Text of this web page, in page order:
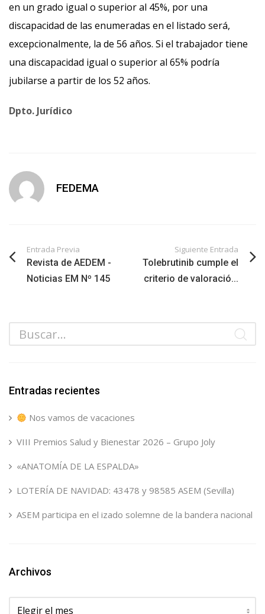
en un grado igual o superior al 45%, por una
discapacidad de las enumeradas en el listado será,
excepcionalmente, la de 56 años. Si el trabajador tiene
una discapacidad igual o superior al 65% podría
jubilarse a partir de los 52 años.
Dpto. Jurídico
FEDEMA
Entrada Previa
Revista de AEDEM -
Noticias EM Nº 145
Siguiente Entrada
Tolebrutinib cumple el
criterio de valoració...
Entradas recientes
Nos vamos de vacaciones
VIII Premios Salud y Bienestar 2026 – Grupo Joly
«ANATOMÍA DE LA ESPALDA»
LOTERÍA DE NAVIDAD: 43478 y 98585 ASEM (Sevilla)
ASEM participa en el izado solemne de la bandera nacional
Archivos
Archivos